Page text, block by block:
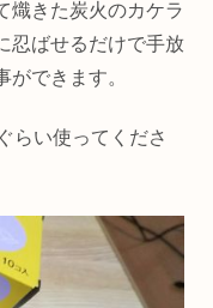
熾きた炭火のカケラ
忍ばせるだけで手放
できます。
らい使ってくださ